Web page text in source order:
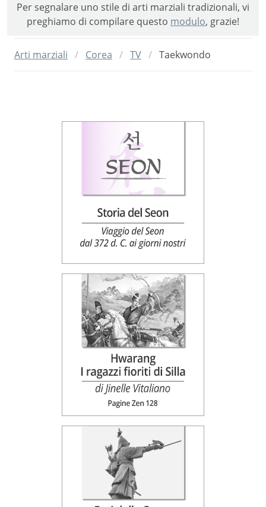
Per segnalare uno stile di arti marziali tradizionali, vi
preghiamo di compilare questo modulo, grazie!
Arti marziali Corea TV Taekwondo